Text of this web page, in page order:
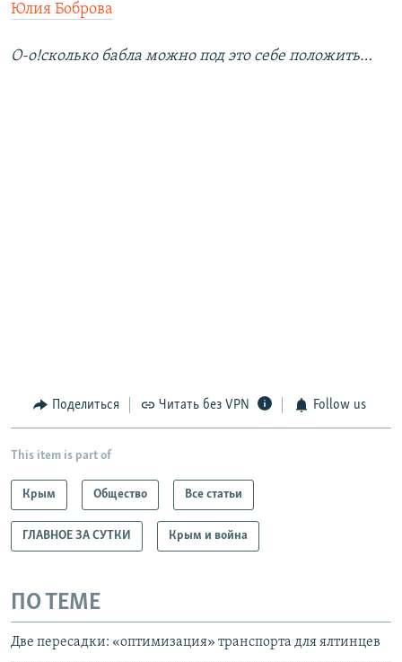
Юлия Боброва
О-о!сколько бабла можно под это себе положить…
Поделиться Читать без VPN Follow us
This item is part of
Крым Общество Все статьи
ГЛАВНОЕ ЗА СУТКИ Крым и война
ПО ТЕМЕ
Две пересадки: «оптимизация» транспорта для ялтинцев